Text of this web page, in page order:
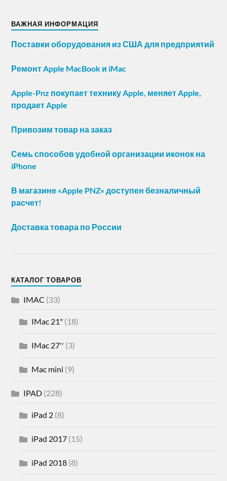
ВАЖНАЯ ИНФОРМАЦИЯ
Поставки оборудования из США для предприятий
Ремонт Apple MacBook и iMac
Apple-Pnz покупает технику Apple, меняет Apple,
продает Apple
Привозим товар на заказ
Семь способов удобной организации иконок на
iPhone
В магазине «Apple PNZ» доступен безналичный
расчет!
Доставка товара по России
КАТАЛОГ ТОВАРОВ
IMAC (33)
IMac 21" (18)
IMac 27'' (3)
Mac mini (9)
IPAD (228)
iPad 2 (8)
iPad 2017 (15)
iPad 2018 (8)